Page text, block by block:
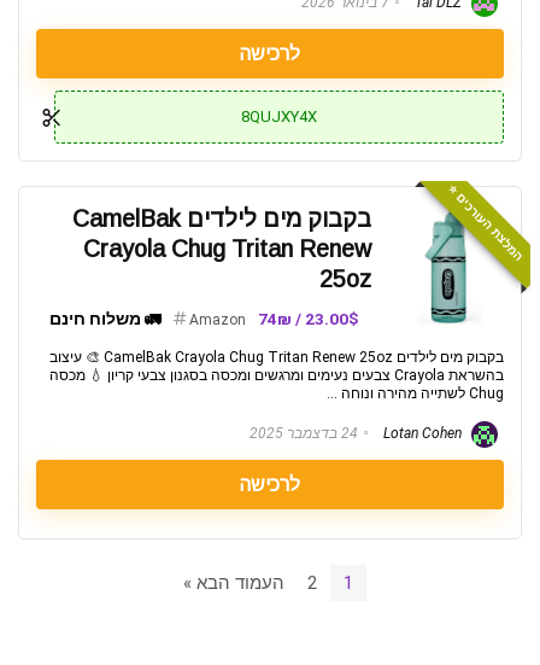
לרכישה
8QUJXY4X
המלצת העורכים ⭐️
בקבוק מים לילדים CamelBak
Crayola Chug Tritan Renew
25oz
23.00$ / 74₪
Amazon 🚛 משלוח חינם
בקבוק מים לילדים CamelBak Crayola Chug Tritan Renew 25oz 🎨 עיצוב
בהשראת Crayola צבעים נעימים ומרגשים ומכסה בסגנון צבעי קריון 💧 מכסה
Chug לשתייה מהירה ונוחה ...
24 בדצמבר 2025
לרכישה
1
2 העמוד הבא »